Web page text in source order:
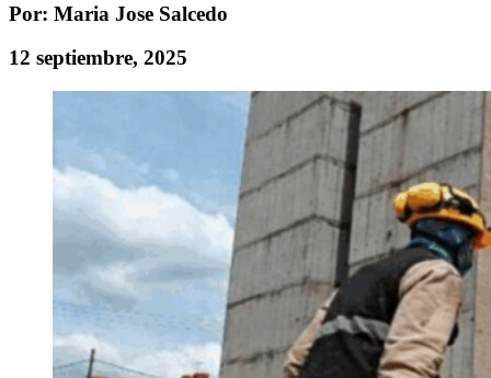
Por: Maria Jose Salcedo
12 septiembre, 2025